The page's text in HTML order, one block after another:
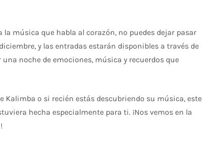
música que habla al corazón, no puedes dejar pasar
y las entradas estarán disponibles a través de
noche de emociones, música y recuerdos que
Kalimba o si recién estás descubriendo su música, este
hecha especialmente para ti. ¡Nos vemos en la